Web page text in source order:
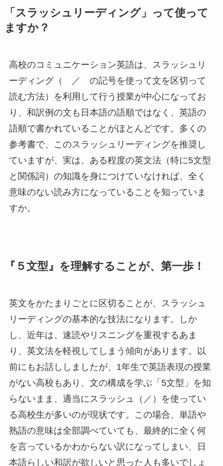
「スラッシュリーディング」って使って
ますか？
高校のコミュニケーション英語は、スラッシュリ
ーディング（ ／ の記号を使って文を区切って
読む方法）を利用して行う授業が中心になってお
り、和訳例の文も日本語の語順ではなく、英語の
語順で書かれていることがほとんどです。多くの
参考書で、このスラッシュリーディングを推奨し
ていますが、実は、ある程度の英文法（特に5文型
と関係詞）の知識を身につけていなければ、全く
意味のない読み方になっていることを知っていま
すか。
『５文型』を理解することが、第一歩！
英文をかたまりごとに区切ることが、スラッシュ
リーディングの基本的な技法になります。しか
し、近年は、速読やリスニングを重視するあま
り、英文法を軽視してしまう傾向があります。以
前にもお話ししましたが、1年生で英語表現の授業
がない高校もあり、文の構成を学ぶ「5文型」を知
らないまま、適当にスラッシュ（／）を使ってい
る高校生が多いのが現状です。この場合、単語や
熟語の意味は全部調べていても、最終的に全く何
を言っているかわからない訳になってしまい、日
本語らしい和訳が欲しいと思った人も多いでしょ